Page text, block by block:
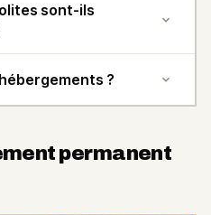
sont-ils
?
permanent